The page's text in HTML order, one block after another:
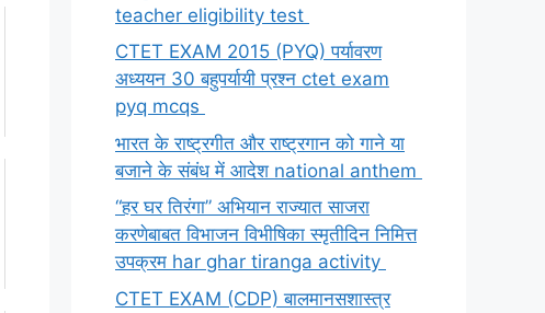
teacher eligibility test
CTET EXAM 2015 (PYQ) पर्यावरण
अध्ययन 30 बहुपर्यायी प्रश्न ctet exam
pyq mcqs
भारत के राष्ट्रगीत और राष्ट्रगान को गाने या
बजाने के संबंध में आदेश national anthem
“हर घर तिरंगा” अभियान राज्यात साजरा
करणेबाबत विभाजन विभीषिका स्मृतीदिन निमित्त
उपक्रम har ghar tiranga activity
CTET EXAM (CDP) बालमानसशास्त्र